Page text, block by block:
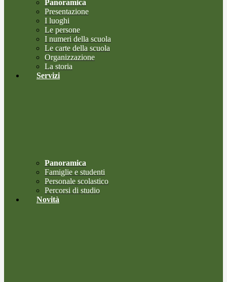
Panoramica
Presentazione
I luoghi
Le persone
I numeri della scuola
Le carte della scuola
Organizzazione
La storia
Servizi
Panoramica
Famiglie e studenti
Personale scolastico
Percorsi di studio
Novità